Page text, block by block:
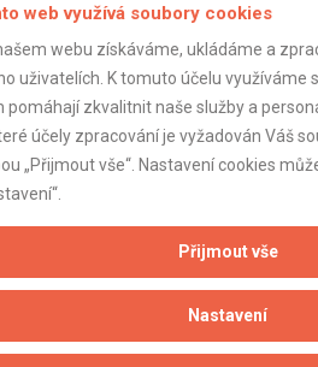
web využívá soubory cookies
webu získáváme, ukládáme a
uživatelích. K tomuto účelu využíváme
pomáhají zkvalitnit naše služby a
účely zpracování je vyžadován Váš
„Přijmout vše“. Nastavení cookies
Přijmout vše
Nastavení